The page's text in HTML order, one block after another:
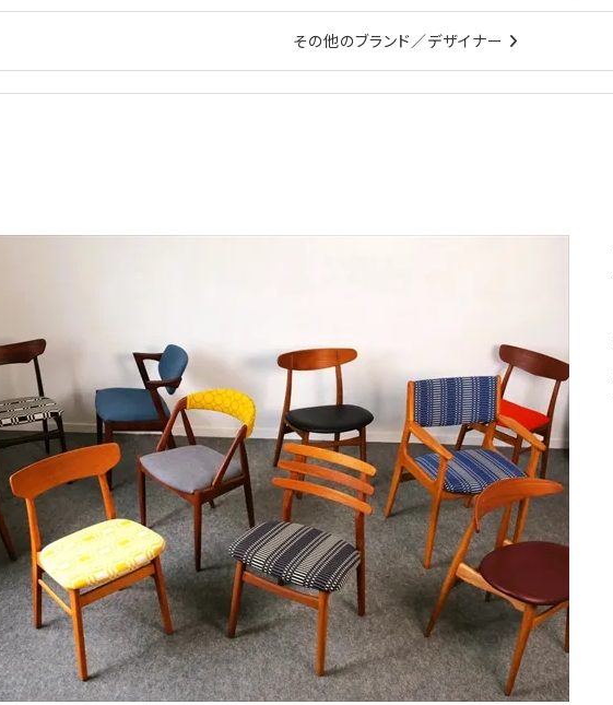
その他のブランド／デザイナー